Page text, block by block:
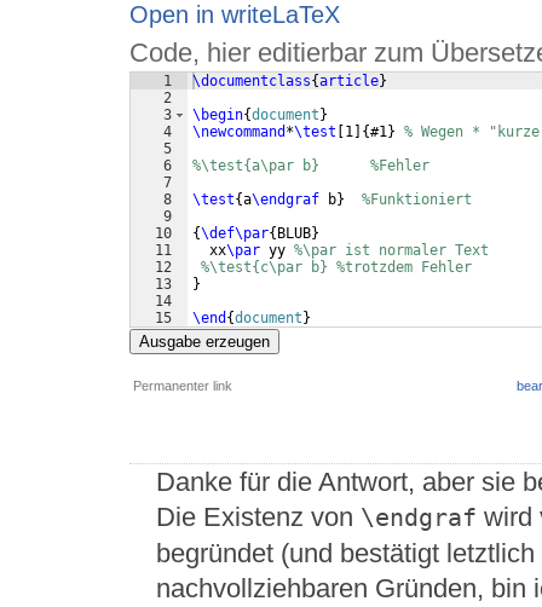
Open in writeLaTeX
Code, hier editierbar zum
1
2
3
4
5
6
7
8
9
10
11
12
13
14
15
\documentclass{article}
\begin{document }
\newcommand *\test 1 {#1} % Wegen *
%\test{a\par b}      %Fehler
\test{a\endgraf b}
%Funktioniert
{\def\par{ BLUB}
  xx
\par yy %\par ist normaler Text
%\test{c\par b} %trotzdem Fehler
}
\end {document }
Ausgabe erzeugen
Permanenter link
Danke für die Antwort, aber sie
Die Existenz von \endgraf wird
begründet (und bestätigt
nachvollziehbaren Gründen, bin